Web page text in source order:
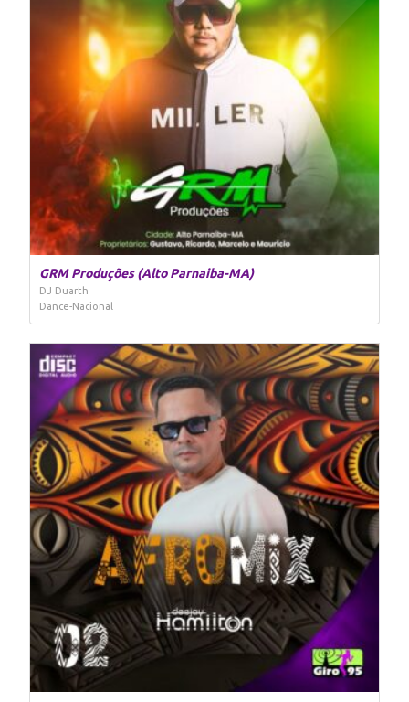
GRM Produções (Alto Parnaiba-MA)
DJ Duarth
Dance-Nacional